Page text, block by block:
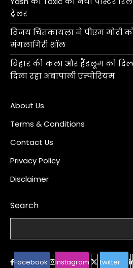
ट्रेलर
विजय चिंतकायला ने पीएम मोदी
मंगलागिरी शॉल
बिहार की कला और हैंडलूम को
दिला रहा अंबापाली एम्पोरियम
About Us
Terms & Conditions
Contact Us
Privacy Policy
Disclaimer
Search
Facebook instagram twitter